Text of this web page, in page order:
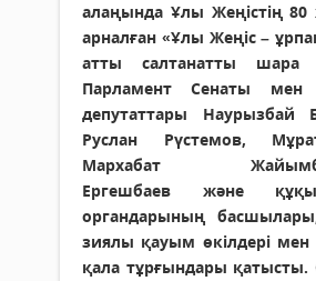
алаңында Ұлы Жеңістің
арналған «Ұлы Жеңіс –
атты салтанатты шара
Парламент Сенаты мен
депутаттары Наурызбай
Руслан Рүстемов,
Мархабат
Ергешбаев және
органдарының
зиялы қауым өкілдері мен
қала тұрғындары қатысты.